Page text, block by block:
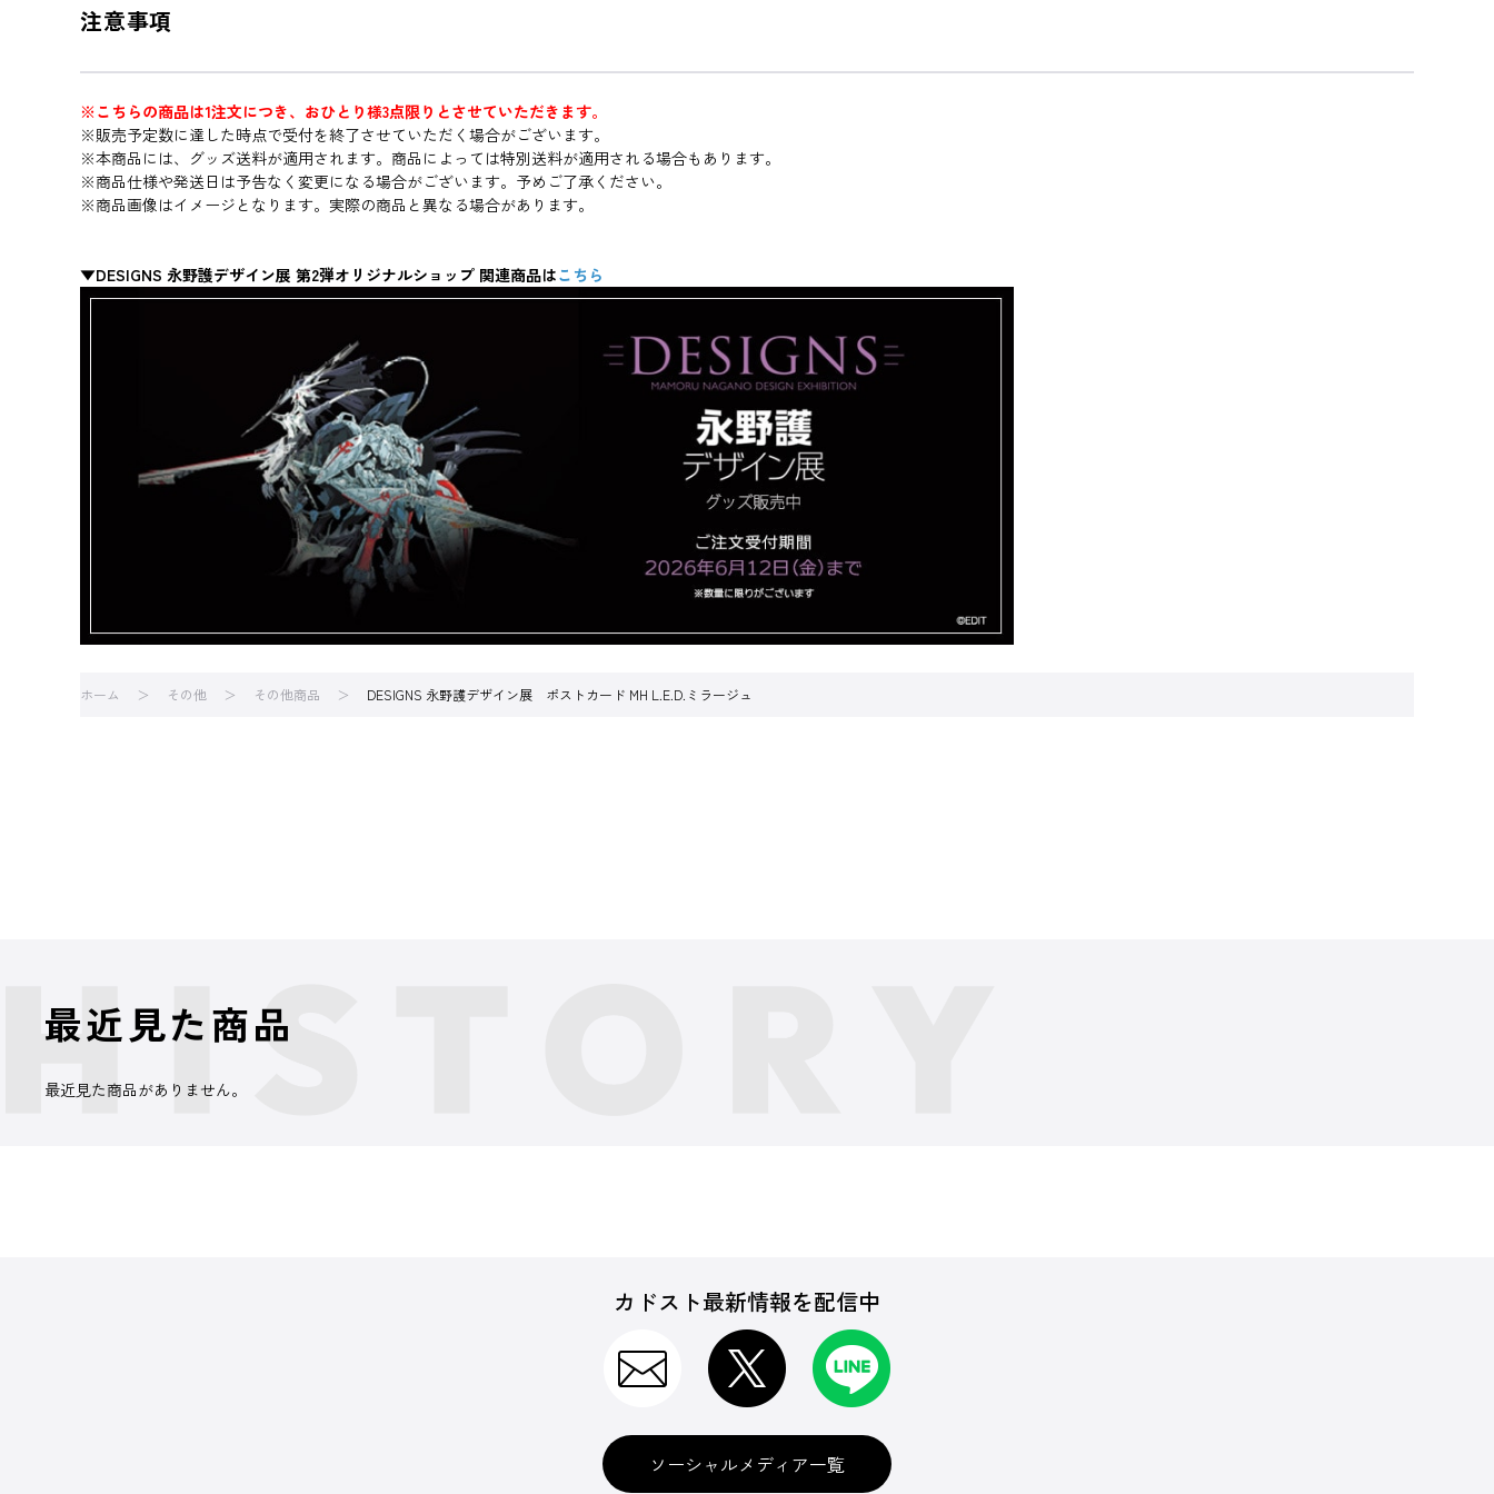
注意事項
※こちらの商品は1注文につき、おひとり様3点限りとさせていただきます。
※販売予定数に達した時点で受付を終了させていただく場合がございます。
※本商品には、グッズ送料が適用されます。商品によっては特別送料が適用される場合もあります。
※商品仕様や発送日は予告なく変更になる場合がございます。予めご了承ください。
※商品画像はイメージとなります。実際の商品と異なる場合があります。
▼DESIGNS 永野護デザイン展 第2弾オリジナルショップ 関連商品はこちら
ホーム その他 その他商品 DESIGNS 永野護デザイン展 ポストカード MH L.E.D.ミラージュ
最近見た商品
最近見た商品がありません。
カドスト最新情報を配信中
ソーシャルメディア一覧